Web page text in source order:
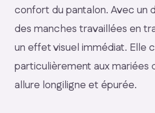
confort du pantalon. Avec un
des manches travaillées en
un effet visuel immédiat. Elle
particulièrement aux mariées
allure longiligne et épurée.